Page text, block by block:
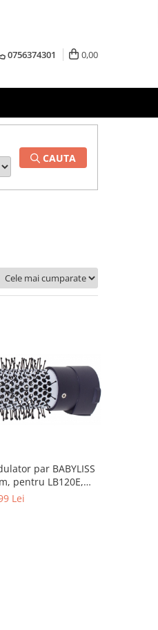
0756374301 0,00
CAUTA
par BABYLISS
pentru LB120E,
LP120E
Lei